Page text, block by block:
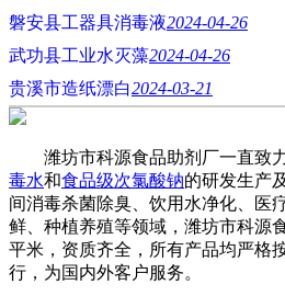
磐安县工器具消毒液2024-04-26
武功县工业水灭藻2024-04-26
贵溪市造纸漂白2024-03-21
潍坊市科源食品助剂厂一直致
毒水和食品级次氯酸钠的研发生产
间消毒杀菌除臭、饮用水净化、医
鲜、种植养殖等领域，潍坊市科源
平米，资质齐全，所有产品均严格
行，为国内外客户服务。